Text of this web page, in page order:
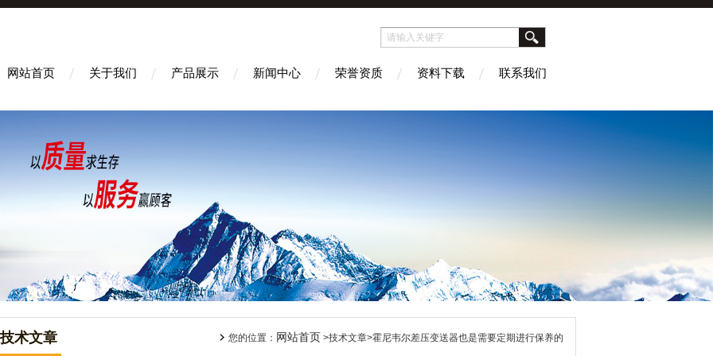
网站首页 关于我们 产品展示 新闻中心 荣誉资质 资料下载 联系我们
技术文章 您的位置： 网站首页 >技术文章>霍尼韦尔差压变送器也是需要定期进行保养的